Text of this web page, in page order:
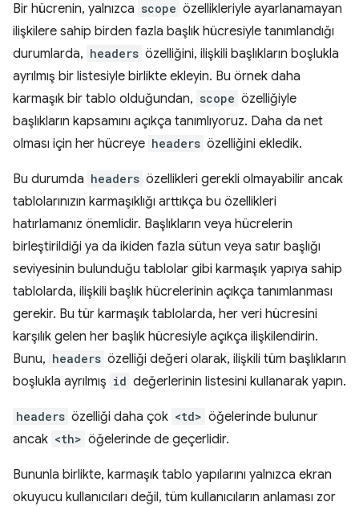
Bir hücrenin, yalnızca scope özellikleriyle ayarlanamayan
ilişkilere sahip birden fazla başlık hücresiyle tanımlandığı
durumlarda, headers özelliğini, ilişkili başlıkların boşlukla
ayrılmış bir listesiyle birlikte ekleyin. Bu örnek daha
karmaşık bir tablo olduğundan, scope özelliğiyle
başlıkların kapsamını açıkça tanımlıyoruz. Daha da net
olması için her hücreye headers özelliğini ekledik.
Bu durumda headers özellikleri gerekli olmayabilir ancak
tablolarınızın karmaşıklığı arttıkça bu özellikleri
hatırlamanız önemlidir. Başlıkların veya hücrelerin
birleştirildiği ya da ikiden fazla sütun veya satır başlığı
seviyesinin bulunduğu tablolar gibi karmaşık yapıya sahip
tablolarda, ilişkili başlık hücrelerinin açıkça tanımlanması
gerekir. Bu tür karmaşık tablolarda, her veri hücresini
karşılık gelen her başlık hücresiyle açıkça ilişkilendirin.
Bunu, headers özelliği değeri olarak, ilişkili tüm başlıkların
boşlukla ayrılmış id değerlerinin listesini kullanarak yapın.
headers özelliği daha çok <td> öğelerinde bulunur
ancak <th> öğelerinde de geçerlidir.
Bununla birlikte, karmaşık tablo yapılarını yalnızca ekran
okuyucu kullanıcıları değil, tüm kullanıcıların anlaması zor